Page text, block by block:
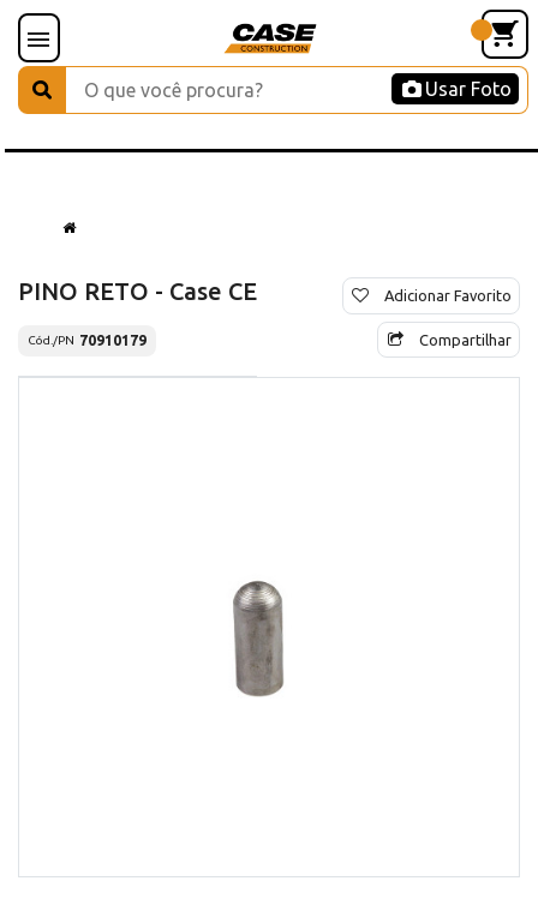
Usar Foto
PINO RETO - Case CE
Cód./PN 70910179
Adicionar Favorito
Compartilhar